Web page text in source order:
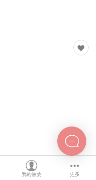
我的帳號 更多
支援mATX 透明側板(玻璃)